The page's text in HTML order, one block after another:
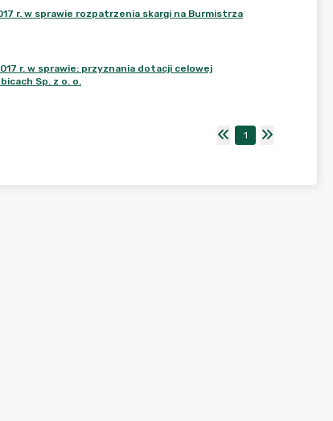
r. w sprawie rozpatrzenia skargi na Burmistrza
r. w sprawie: przyznania dotacji celowej
Sp. z o. o.
1